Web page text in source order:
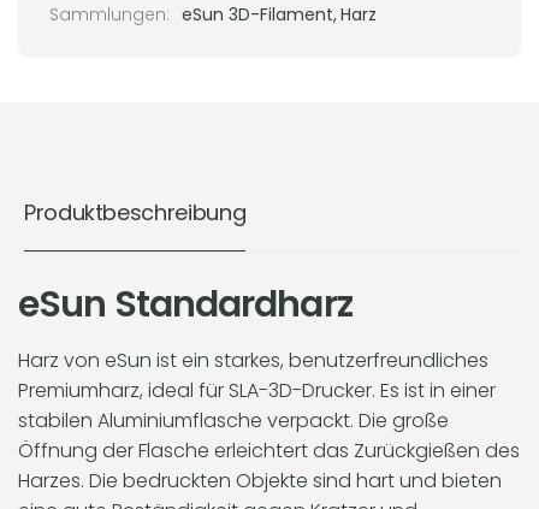
Sammlungen: eSun 3D-Filament,Harz
Produktbeschreibung
eSun Standardharz
Harz von eSun ist ein starkes, benutzerfreundliches
Premiumharz, ideal für SLA-3D-Drucker. Es ist in einer
stabilen Aluminiumflasche verpackt. Die große
Öffnung der Flasche erleichtert das Zurückgießen des
Harzes. Die bedruckten Objekte sind hart und bieten